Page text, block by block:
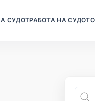
СУДОТРАБОТА НА СУДОТ